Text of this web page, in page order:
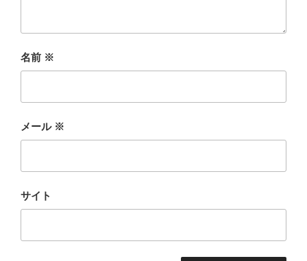
名前 ※
メール ※
サイト